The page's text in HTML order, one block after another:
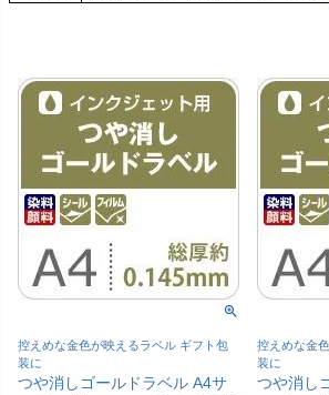
控えめな金色が映えるラベル ギフト包
装に
つや消しゴールドラベル A4サ
控えめな金
装に
つや消し